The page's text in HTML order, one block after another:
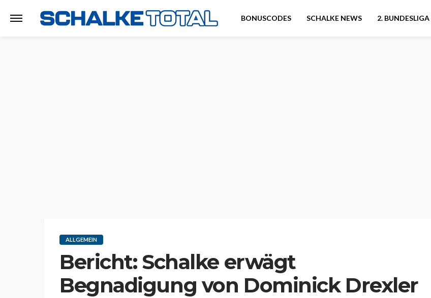
BONUSCODES SCHALKE NEWS 2. BUNDESLIGA
ALLGEMEIN
Bericht: Schalke erwägt
Begnadigung von Dominick Drexler